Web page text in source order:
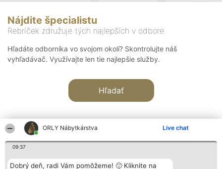
ORLY Nábytkárstva Live chat
09:37
Dobrý deň, radi Vám pomôžeme! 🙂 Kliknite na
Nájdite špecialistu
Rebríček združuje tých najlepších v odbore
Hľadáte odborníka vo svojom okolí? Skontrolujte náš
vyhľadávač. Využívajte len tie najlepšie služby.
Hľadať
Organizátor hodnotenia Hodnotenie Kontakt